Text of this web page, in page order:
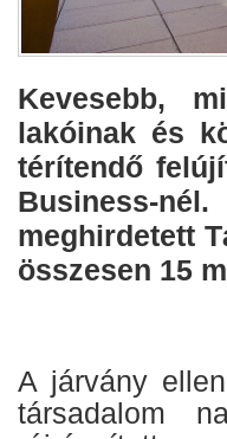
Kevesebb,
lakóinak és
térítendő
Business-
meghirdetett
összesen 15
A járvány
társadalom